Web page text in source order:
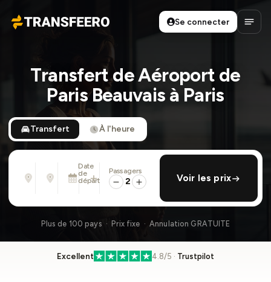
Transfeero
Se connecter
Transfert de Aéroport de
Paris Beauvais à Paris
Transfert À l'heure
Adresse, aéroport, hôtel, ...
Adresse, aéroport, hôtel, ...
Date
de
départ
Mer. 12 Août · 01:45 PM
ajouter retour
Passagers
2 Voir les prix
Plus de 100 pays · Prix fixe · Annulation GRATUITE
Excellent 4.8/5 · Trustpilot